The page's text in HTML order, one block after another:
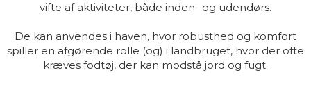
vifte af aktiviteter, både inden- og udendørs.
De kan anvendes i haven, hvor robusthed og komfort
spiller en afgørende rolle (og) i landbruget, hvor der ofte
kræves fodtøj, der kan modstå jord og fugt.